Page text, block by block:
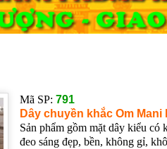
Mã SP: 791
Dây chuyền khắc Om Mani
Sản phẩm gồm mặt dây kiểu có
đeo sáng đẹp, bền, không gỉ,